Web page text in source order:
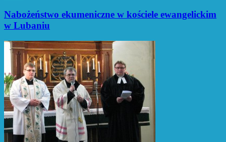
Nabożeństwo ekumeniczne w kościele ewangelickim
w Lubaniu